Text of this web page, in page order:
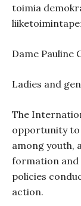
toimia
Dame Pauline
Ladies and
The
opportunity to
among youth,
formation and
policies
action.